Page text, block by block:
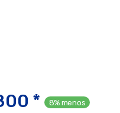
* 8% menos